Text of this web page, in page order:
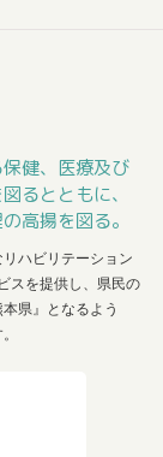
健、医療及び
るとともに、
高揚を図る。
ハビリテーション
スを提供し、県民の
県』となるよう